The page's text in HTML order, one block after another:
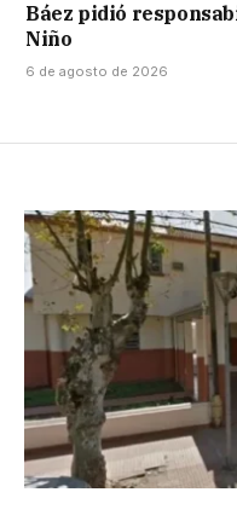
Báez pidió
Niño
6 de agosto de 2026